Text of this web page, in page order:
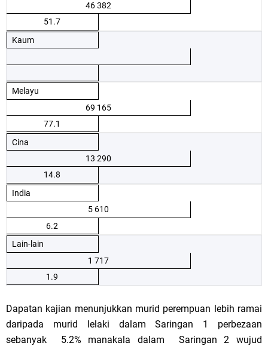
46 382
51.7
Kaum
Melayu
69 165
77.1
Cina
13 290
14.8
India
5 610
6.2
Lain-lain
1 717
1.9
Dapatan kajian menunjukkan murid perempuan lebih ramai
daripada murid lelaki dalam Saringan 1 perbezaan
sebanyak 5.2% manakala dalam Saringan 2 wujud